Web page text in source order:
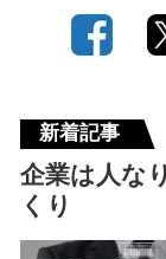
新着記事
企業は人な
くり